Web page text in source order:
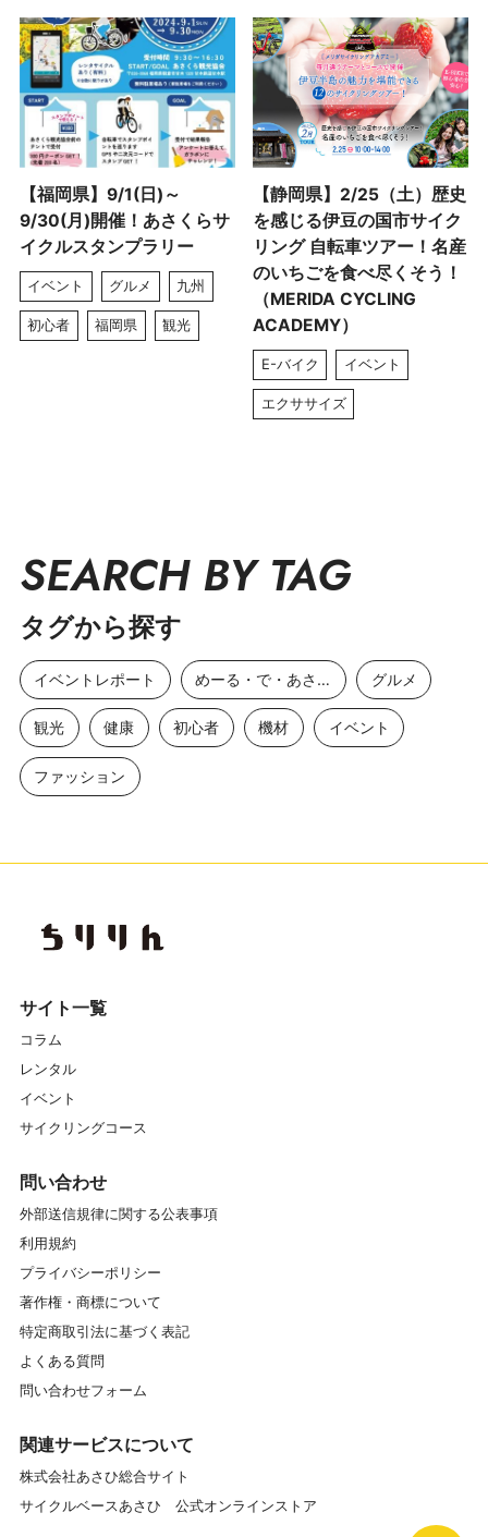
【福岡県】9/1(日)～
9/30(月)開催！あさくらサ
イクルスタンプラリー
イベント グルメ 九州
初心者 福岡県 観光
【静岡県】2/25（土）歴史
を感じる伊豆の国市サイク
リング 自転車ツアー！名産
のいちごを食べ尽くそう！
（MERIDA CYCLING
ACADEMY）
E-バイク イベント
エクササイズ
SEARCH BY TAG
タグから探す
イベントレポート めーる・で・あさひ グルメ
観光 健康 初心者 機材 イベント
ファッション
サイト一覧
コラム
レンタル
イベント
サイクリングコース
問い合わせ
外部送信規律に関する公表事項
利用規約
プライバシーポリシー
著作権・商標について
特定商取引法に基づく表記
よくある質問
問い合わせフォーム
関連サービスについて
株式会社あさひ総合サイト
サイクルベースあさひ 公式オンラインストア